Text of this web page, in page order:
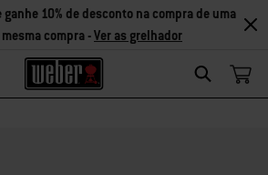
Search
10% de desconto na compra de uma
compra -Ver as grelhador